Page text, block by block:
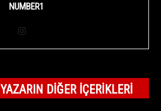
NUMBER1
YAZARIN DIĞER İÇERIKLERI